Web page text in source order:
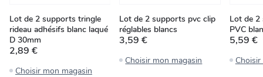
Lot de 2 supports tringle
rideau adhésifs blanc laqué
D 30mm
2,89 €
Choisir mon magasin
Lot de 2 supports pvc clip
réglables blancs
3,59 €
Choisir mon magasin
Lot de 2
PVC
5,59 €